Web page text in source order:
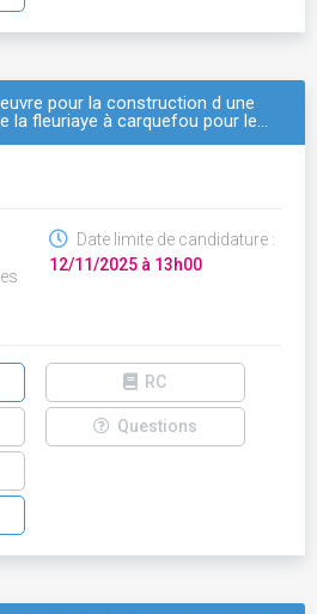
pour la construction d une
la fleuriaye à carquefou pour le…
Date limite de candidature :
12/11/2025 à 13h00
RC
Questions